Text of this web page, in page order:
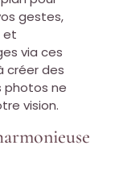
gestes,
et
via ces
créer des
photos ne
vision.